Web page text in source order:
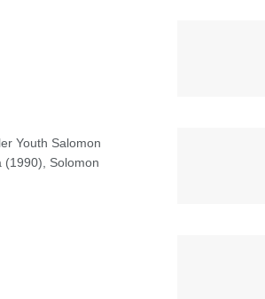
Youth Salomon
(1990), Solomon